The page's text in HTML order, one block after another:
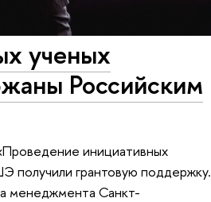
ученых
Российским
инициативных
получили грантовую поддержку.
менеджмента Санкт-